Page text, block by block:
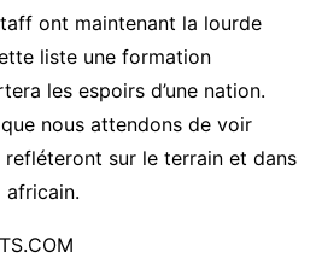
ont maintenant la lourde
liste une formation
les espoirs d’une nation.
nous attendons de voir
sur le terrain et dans
africain.